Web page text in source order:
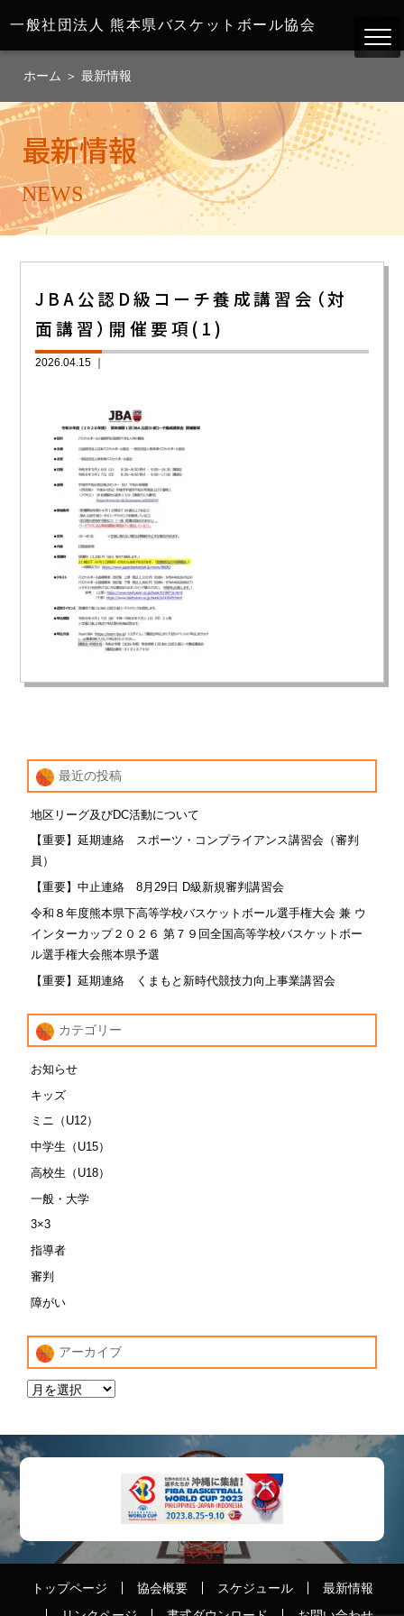
一般社団法人 熊本県バスケットボール協会
ホーム ＞ 最新情報
最新情報
NEWS
JBA公認D級コーチ養成講習会（対
面講習）開催要項(1)
2026.04.15 ｜
最近の投稿
地区リーグ及びDC活動について
【重要】延期連絡 スポーツ・コンプライアンス講習会（審判
員）
【重要】中止連絡 8月29日 D級新規審判講習会
令和８年度熊本県下高等学校バスケットボール選手権大会 兼 ウ
インターカップ２０２６ 第７９回全国高等学校バスケットボー
ル選手権大会熊本県予選
【重要】延期連絡 くまもと新時代競技力向上事業講習会
カテゴリー
お知らせ
キッズ
ミニ（U12）
中学生（U15）
高校生（U18）
一般・大学
3×3
指導者
審判
障がい
アーカイブ
トップページ 協会概要 スケジュール
最新情報